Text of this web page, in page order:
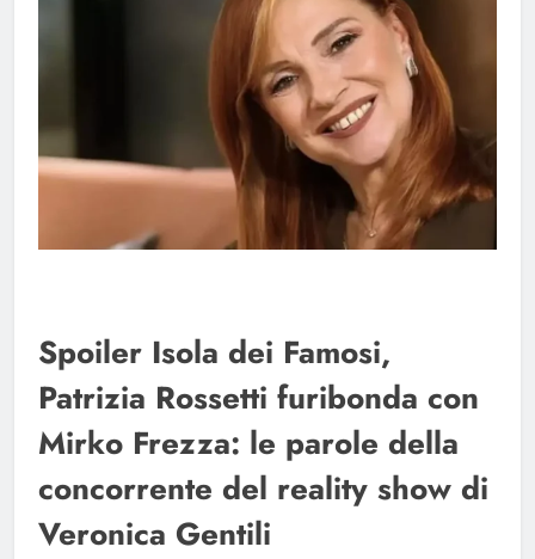
Spoiler Isola dei Famosi,
Patrizia Rossetti furibonda con
Mirko Frezza: le parole della
concorrente del reality show di
Veronica Gentili